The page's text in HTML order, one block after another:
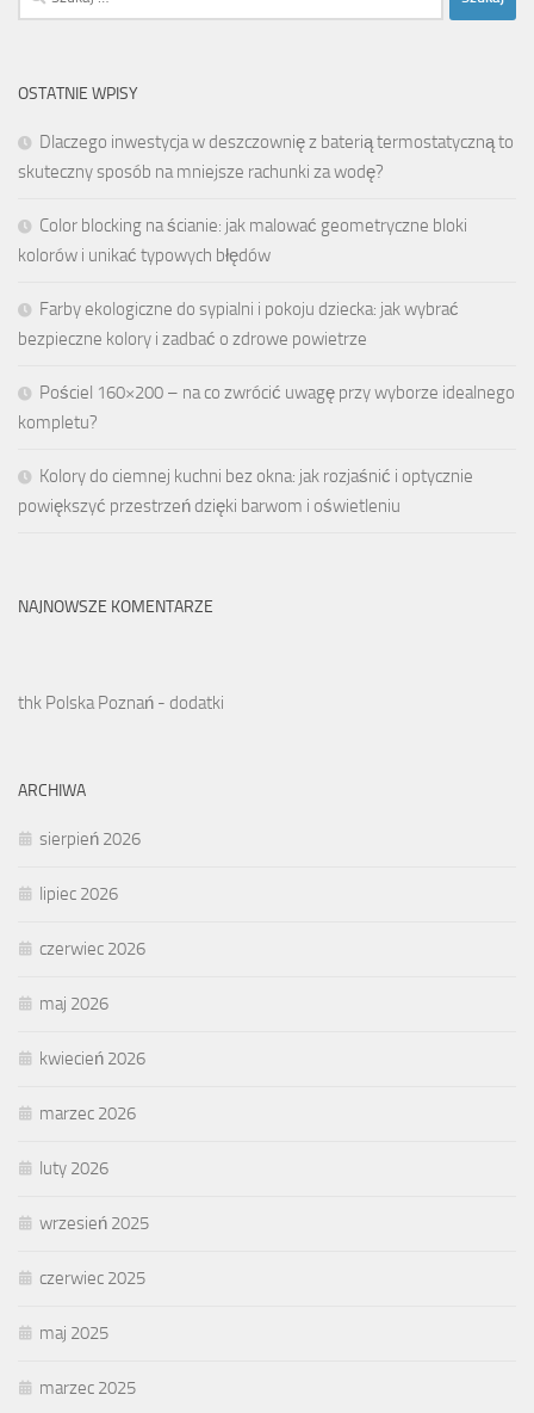
OSTATNIE WPISY
Dlaczego inwestycja w deszczownię z baterią termostatyczną to
skuteczny sposób na mniejsze rachunki za wodę?
Color blocking na ścianie: jak malować geometryczne bloki
kolorów i unikać typowych błędów
Farby ekologiczne do sypialni i pokoju dziecka: jak wybrać
bezpieczne kolory i zadbać o zdrowe powietrze
Pościel 160×200 – na co zwrócić uwagę przy wyborze idealnego
kompletu?
Kolory do ciemnej kuchni bez okna: jak rozjaśnić i optycznie
powiększyć przestrzeń dzięki barwom i oświetleniu
NAJNOWSZE KOMENTARZE
thk Polska Poznań - dodatki
ARCHIWA
sierpień 2026
lipiec 2026
czerwiec 2026
maj 2026
kwiecień 2026
marzec 2026
luty 2026
wrzesień 2025
czerwiec 2025
maj 2025
marzec 2025